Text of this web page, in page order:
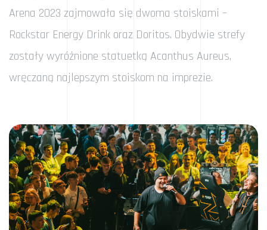
Arena 2023 zajmowała się dwoma stoiskami –
Rockstar Energy Drink oraz Doritos. Obydwie strefy
zostały wyróżnione statuetką Acanthus Aureus,
wręczaną najlepszym stoiskom na imprezie.